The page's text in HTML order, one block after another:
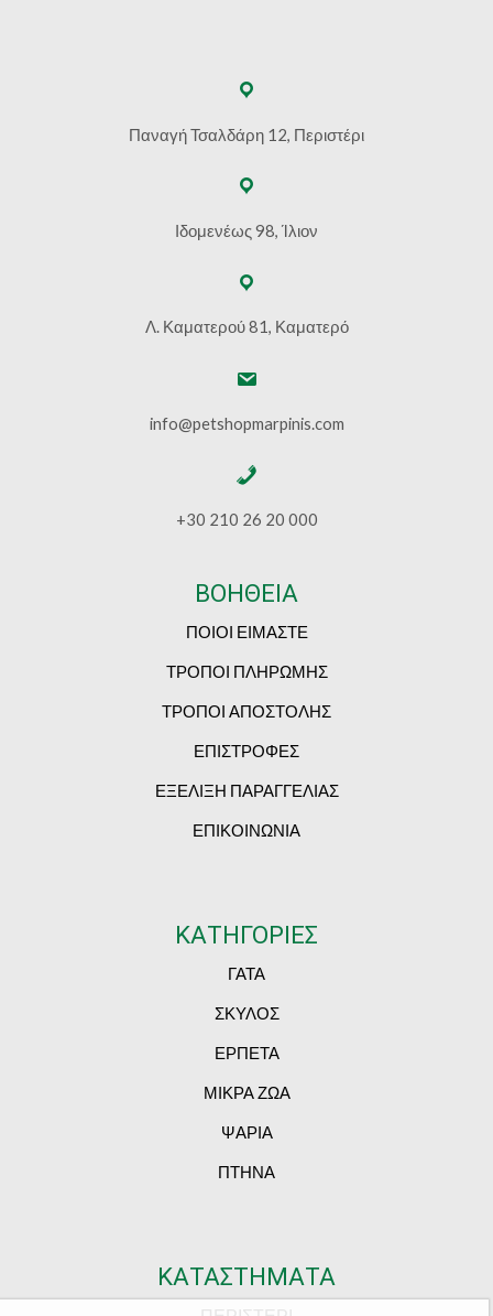
Παναγή Τσαλδάρη 12, Περιστέρι
Ιδομενέως 98, Ίλιον
Λ. Καματερού 81, Καματερό
info@petshopmarpinis.com
+30 210 26 20 000
ΒΟΗΘΕΙΑ
ΠΟΙΟΙ ΕΙΜΑΣΤΕ
ΤΡΟΠΟΙ ΠΛΗΡΩΜΗΣ
ΤΡΟΠΟΙ ΑΠΟΣΤΟΛΗΣ
ΕΠΙΣΤΡΟΦΕΣ
ΕΞΕΛΙΞΗ ΠΑΡΑΓΓΕΛΙΑΣ
ΕΠΙΚΟΙΝΩΝΙΑ
ΚΑΤΗΓΟΡΙΕΣ
ΓΑΤΑ
ΣΚΥΛΟΣ
ΕΡΠΕΤΑ
ΜΙΚΡΑ ΖΩΑ
ΨΑΡΙΑ
ΠΤΗΝΑ
ΚΑΤΑΣΤΗΜΑΤΑ